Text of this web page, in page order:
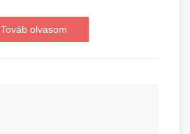
Továb olvasom